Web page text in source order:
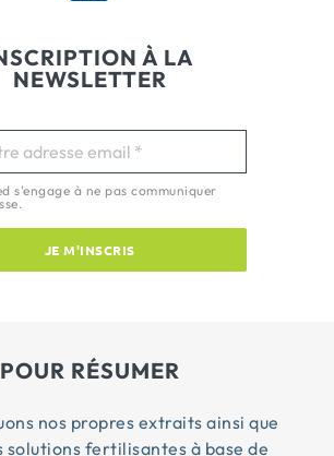
À LA
NEWSLETTER
s'engage à ne pas communiquer
JE M'INSCRIS
POUR RÉSUMER
nos propres extraits ainsi que
fertilisantes à base de